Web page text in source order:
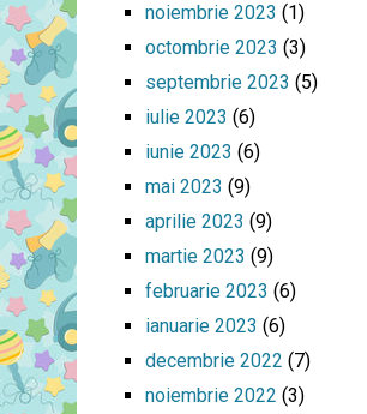
noiembrie 2023 (1)
octombrie 2023 (3)
septembrie 2023 (5)
iulie 2023 (6)
iunie 2023 (6)
mai 2023 (9)
aprilie 2023 (9)
martie 2023 (9)
februarie 2023 (6)
ianuarie 2023 (6)
decembrie 2022 (7)
noiembrie 2022 (3)